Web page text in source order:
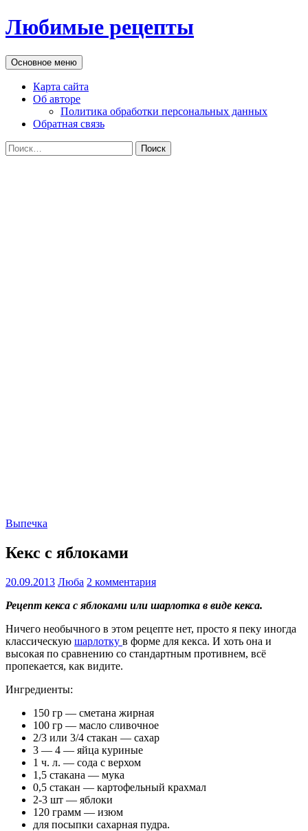
Перейти
к
Любимые рецепты
Поиск
Основное меню
Карта сайта
Об авторе
Политика обработки персональных данных
Обратная связь
Найти:
Выпечка
Кекс с яблоками
20.09.2013 Люба 2 комментария
Рецепт кекса с яблоками или шарлотка в виде кекса.
Ничего необычного в этом рецепте нет, просто я пеку иногда
классическую шарлотку в форме для кекса. И хоть она и
высокая по сравнению со стандартным противнем, всё
пропекается, как видите.
Ингредиенты:
150 гр — сметана жирная
100 гр — масло сливочное
2/3 или 3/4 стакан — сахар
3 — 4 — яйца куриные
1 ч. л. — сода с верхом
1,5 стакана — мука
0,5 стакан — картофельный крахмал
2-3 шт — яблоки
120 грамм — изюм
для посыпки сахарная пудра.